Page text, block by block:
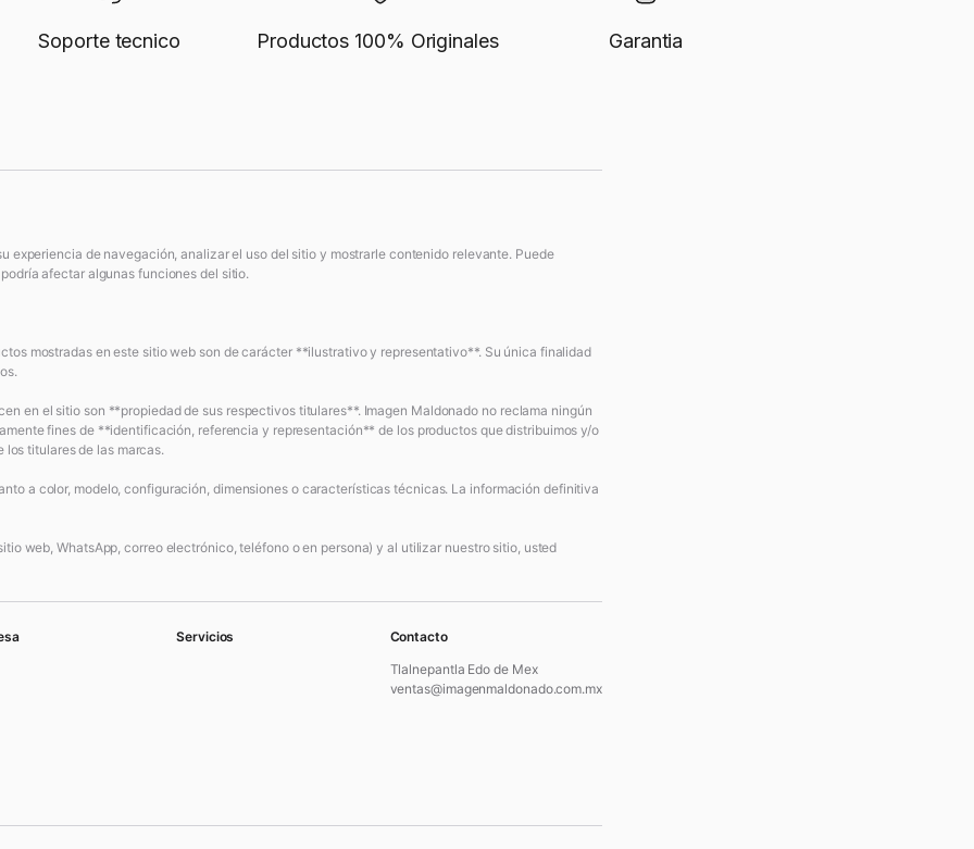
Soporte tecnico Productos 100% Originales Garantia
de navegación, analizar el uso del sitio y mostrarle contenido relevante. Puede
afectar algunas funciones del sitio.
mostradas en este sitio web son de carácter **ilustrativo y representativo**. Su única finalidad
en el sitio son **propiedad de sus respectivos titulares**. Imagen Maldonado no reclama ningún
fines de **identificación, referencia y representación** de los productos que distribuimos y/o
titulares de las marcas.
a color, modelo, configuración, dimensiones o características técnicas. La información definitiva
web, WhatsApp, correo electrónico, teléfono o en persona) y al utilizar nuestro sitio, usted
Servicios
Contacto
Tlalnepantla Edo de Mex
ventas@imagenmaldonado.com.mx